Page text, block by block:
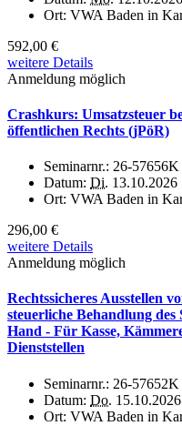
Ort: VWA Baden in
592,00 €
weitere Details
Anmeldung möglich
Crashkurs: Umsatzsteuer
öffentlichen Rechts (jPöR)
Seminarnr.: 26-57656K
Datum: Di. 13.10.2026
Ort: VWA Baden in
296,00 €
weitere Details
Anmeldung möglich
Rechtssicheres Ausstellen
steuerliche Behandlung
Hand - Für Kasse,
Dienststellen
Seminarnr.: 26-57652K
Datum: Do. 15.10.2026
Ort: VWA Baden in